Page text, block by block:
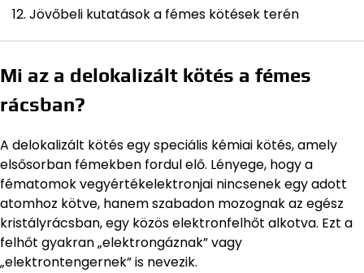
Jövőbeli kutatások a fémes kötések terén
Mi az a delokalizált kötés a fémes
rácsban?
A delokalizált kötés egy speciális kémiai kötés, amely
elsősorban fémekben fordul elő. Lényege, hogy a
fématomok vegyértékelektronjai nincsenek egy adott
atomhoz kötve, hanem szabadon mozognak az egész
kristályrácsban, egy közös elektronfelhőt alkotva. Ezt a
felhőt gyakran „elektrongáznak” vagy
„elektrontengernek” is nevezik.